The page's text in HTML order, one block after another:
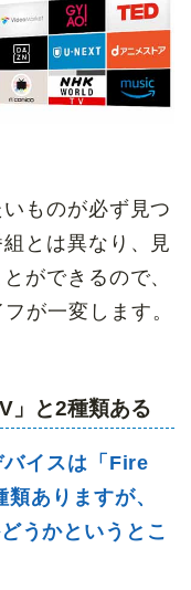
ものが必ず見つ
とは異なり、見
ができるので、
が一変します。
」と2種類ある
バイスは「Fire
ありますが、
うかというとこ